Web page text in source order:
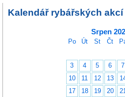
Kalendář rybářských akcí
Srpen
Po Út St Čt
3
4 5 6 7
10
11 12 13
17
18 19 20 21